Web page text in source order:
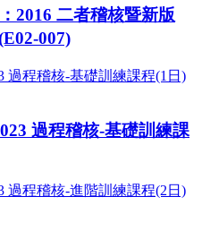
2016 二者稽核暨新版
007)
過程稽核-基礎訓練課